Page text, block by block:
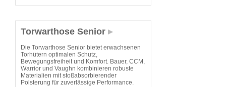
Torwarthose Senior
Die Torwarthose Senior bietet erwachsenen
Torhütern optimalen Schutz,
Bewegungsfreiheit und Komfort. Bauer, CCM,
Warrior und Vaughn kombinieren robuste
Materialien mit stoßabsorbierender
Polsterung für zuverlässige Performance.